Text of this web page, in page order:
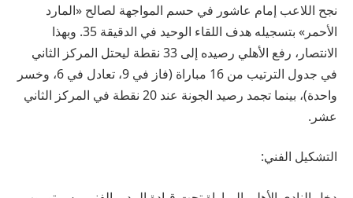
نجح اللاعب إمام عاشور في حسم المواجهة لصالح «المارد
الأحمر» بتسجيله هدف اللقاء الوحيد في الدقيقة 35. وبهذا
الانتصار، رفع الأهلي رصيده إلى 33 نقطة ليحتل المركز الثاني
في جدول الترتيب من 16 مباراة (فاز في 9، تعادل في 6، وخسر
واحدة)، بينما تجمد رصيد الجونة عند 20 نقطة في المركز الثاني
عشر.
التشكيل الفني: